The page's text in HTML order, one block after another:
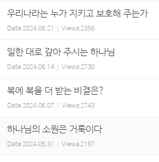
우리나라는 누가 지키고 보호해 주는가
Date2024.06.21 Views2356
일한 대로 갚아 주시는 하나님
Date2024.06.14 Views2730
복에 복을 더 받는 비결은?
Date2024.06.07 Views2743
하나님의 소원은 거룩이다
Date 2024.05.31 Views 2197